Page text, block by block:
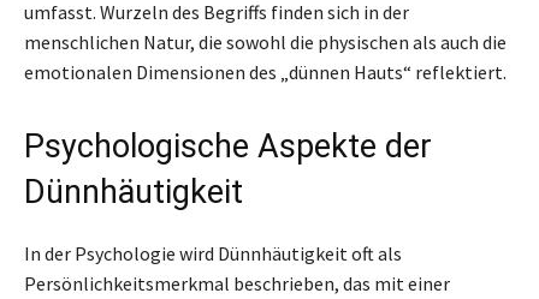
umfasst. Wurzeln des Begriffs finden sich in der
menschlichen Natur, die sowohl die physischen als auch die
emotionalen Dimensionen des „dünnen Hauts“ reflektiert.
Psychologische Aspekte der
Dünnhäutigkeit
In der Psychologie wird Dünnhäutigkeit oft als
Persönlichkeitsmerkmal beschrieben, das mit einer